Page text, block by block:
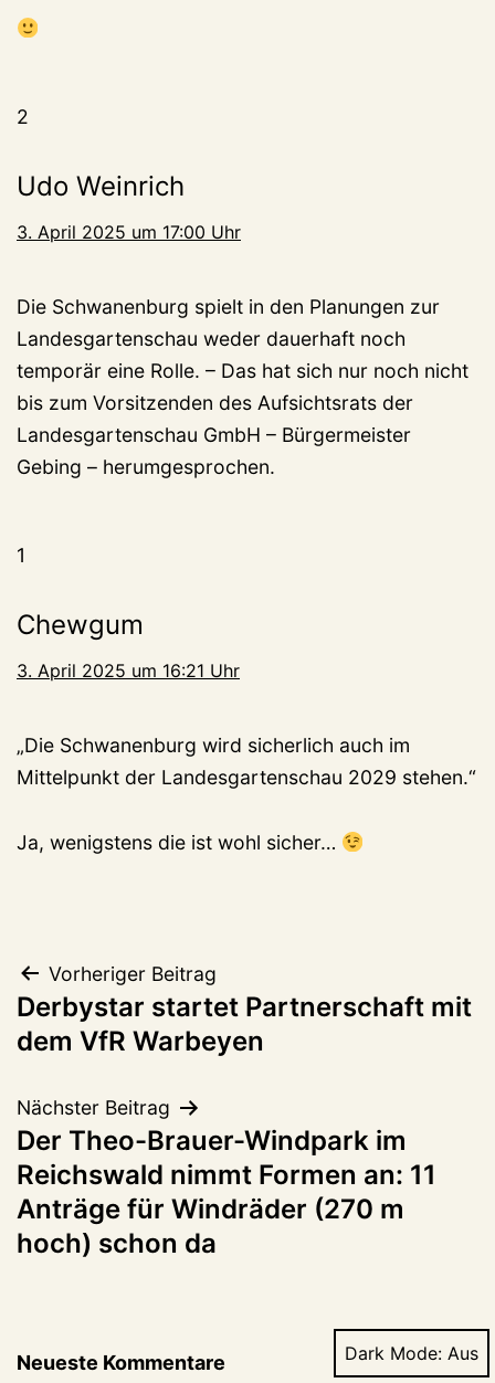
2
Udo Weinrich
3. April 2025 um 17:00 Uhr
Die Schwanenburg spielt in den Planungen zur
Landesgartenschau weder dauerhaft noch
temporär eine Rolle. – Das hat sich nur noch nicht
bis zum Vorsitzenden des Aufsichtsrats der
Landesgartenschau GmbH – Bürgermeister
Gebing – herumgesprochen.
1
Chewgum
3. April 2025 um 16:21 Uhr
„Die Schwanenburg wird sicherlich auch im
Mittelpunkt der Landesgartenschau 2029 stehen.“
Ja, wenigstens die ist wohl sicher…
Beitragsnavigation
Vorheriger Beitrag
Derbystar startet Partnerschaft mit
dem VfR Warbeyen
Nächster Beitrag
Der Theo-Brauer-Windpark im
Reichswald nimmt Formen an: 11
Anträge für Windräder (270 m
hoch) schon da
Neueste Kommentare Dark Mode: